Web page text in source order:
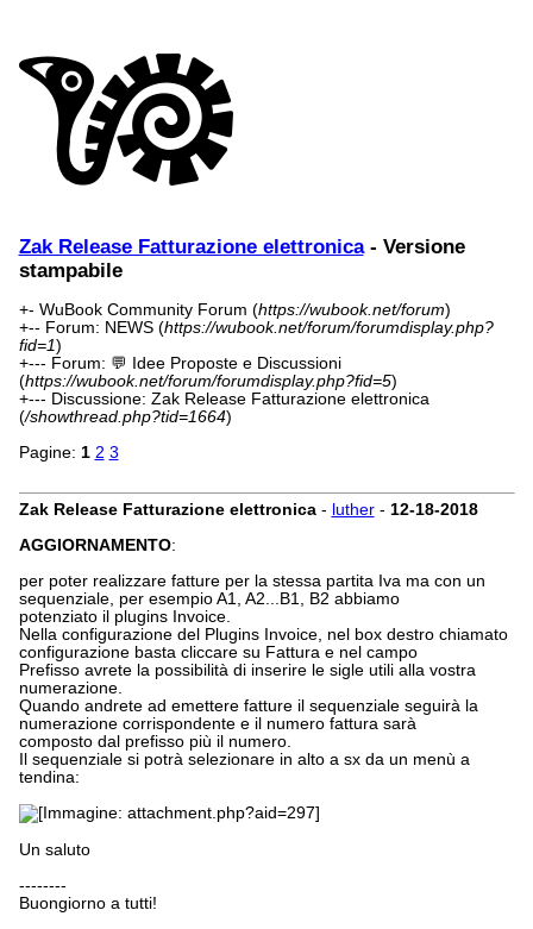
Zak Release Fatturazione elettronica- Versione
stampabile
+- WuBook Community Forum (https://wubook.net/forum)
+-- Forum: NEWS (https://wubook.net/forum/forumdisplay.php?
fid=1)
+--- Forum: 💬 Idee Proposte e Discussioni
(https://wubook.net/forum/forumdisplay.php?fid=5)
+--- Discussione: Zak Release Fatturazione elettronica
(/showthread.php?tid=1664)
Pagine: 1 2 3
Zak Release Fatturazione elettronica- luther- 12-18-2018
AGGIORNAMENTO:
per poter realizzare fatture per la stessa partita Iva ma con un
sequenziale, per esempio A1, A2...B1, B2 abbiamo
potenziato il plugins Invoice.
Nella configurazione del Plugins Invoice, nel box destro chiamato
configurazione basta cliccare su Fattura e nel campo
Prefisso avrete la possibilità di inserire le sigle utili alla vostra
numerazione.
Quando andrete ad emettere fatture il sequenziale seguirà la
numerazione corrispondente e il numero fattura sarà
composto dal prefisso più il numero.
Il sequenziale si potrà selezionare in alto a sx da un menù a
tendina:
Un saluto
--------
Buongiorno a tutti!